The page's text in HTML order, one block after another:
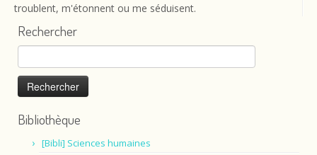
troublent, m'étonnent ou me séduisent.
Rechercher
Rechercher :
Bibliothèque
[Bibli] Sciences humaines